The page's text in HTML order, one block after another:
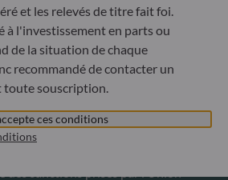
et des sociétés de
B 29891 Agréé et supervisé
du Secteur Financier
européennes contre la
et les relevés de titre fait foi.
à l'investissement en parts ou
de la situation de chaque
recommandé de contacter un
toute souscription.
ces conditions